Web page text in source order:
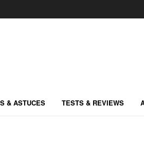
& ASTUCES TESTS & REVIEWS